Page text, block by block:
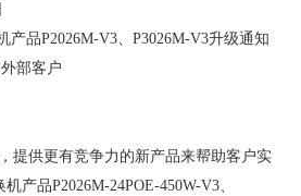
产品P2026M-V3、P3026M-V3升级通知
部客户
提供更有竞争力的新产品来帮助客户实
产品P2026M-24POE-450W-V3、